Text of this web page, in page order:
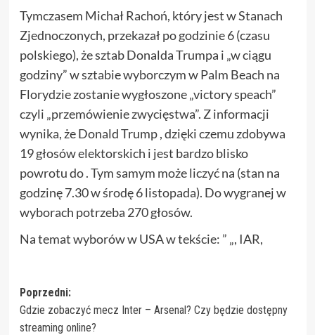
Tymczasem Michał Rachoń, który jest w Stanach
Zjednoczonych, przekazał po godzinie 6 (czasu
polskiego), że sztab Donalda Trumpa i „w ciągu
godziny” w sztabie wyborczym w Palm Beach na
Florydzie zostanie wygłoszone „victory speach”
czyli „przemówienie zwycięstwa”. Z informacji
wynika, że Donald Trump , dzięki czemu zdobywa
19 głosów elektorskich i jest bardzo blisko
powrotu do . Tym samym może liczyć na (stan na
godzinę 7.30 w środę 6 listopada). Do wygranej w
wyborach potrzeba 270 głosów.
Na temat wyborów w USA w tekście: ” „, IAR,
Zobacz
wpisy
Poprzedni:
Gdzie zobaczyć mecz Inter – Arsenal? Czy będzie dostępny
streaming online?